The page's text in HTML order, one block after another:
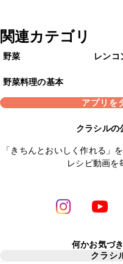
関連カテゴリ
野菜 レンコ
野菜料理の基本
アプリを
クラシルの
「きちんとおいしく作れる」
レシピ動画を
何かお気づ
クラシ